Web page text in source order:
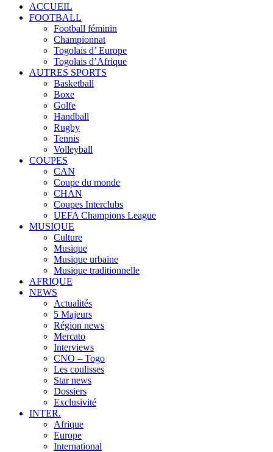
ACCUEIL
FOOTBALL
Football féminin
Championnat
Togolais d’ Europe
Togolais d’Afrique
AUTRES SPORTS
Basketball
Boxe
Golfe
Handball
Rugby
Tennis
Volleyball
COUPES
CAN
Coupe du monde
CHAN
Coupes Interclubs
UEFA Champions League
MUSIQUE
Culture
Musique
Musique urbaine
Musique traditionnelle
AFRIQUE
NEWS
Actualités
5 Majeurs
Région news
Mercato
Interviews
CNO – Togo
Les coulisses
Star news
Dossiers
Exclusivité
INTER.
Afrique
Europe
International